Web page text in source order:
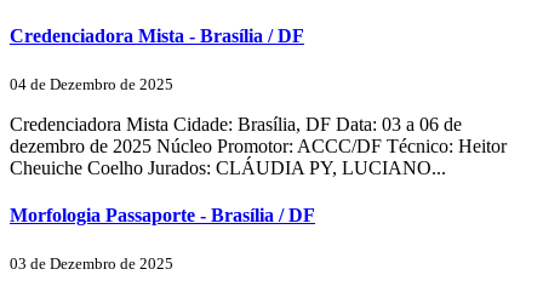
Credenciadora Mista - Brasília / DF
04 de Dezembro de 2025
Credenciadora Mista Cidade: Brasília, DF Data: 03 a 06 de
dezembro de 2025 Núcleo Promotor: ACCC/DF Técnico: Heitor
Cheuiche Coelho Jurados: CLÁUDIA PY, LUCIANO...
Morfologia Passaporte - Brasília / DF
03 de Dezembro de 2025